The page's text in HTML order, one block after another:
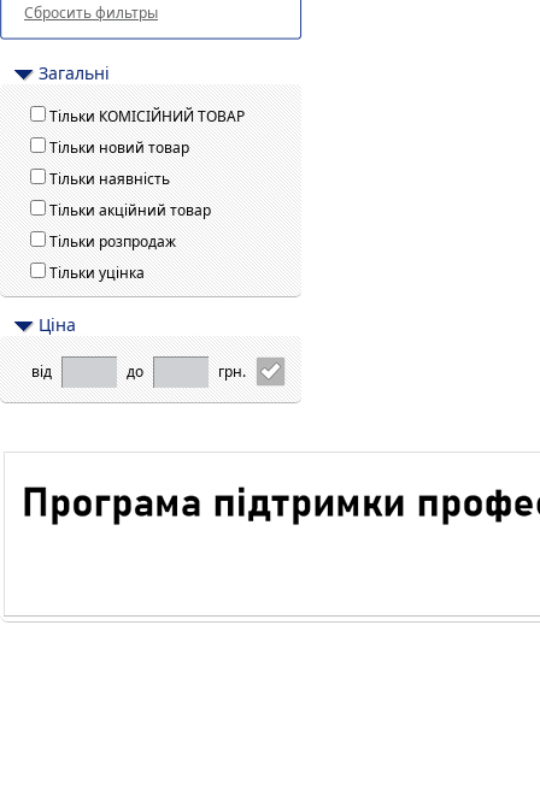
Сбросить фильтры
Загальні
Тільки КОМІСІЙНИЙ ТОВАР
Тільки новий товар
Тільки наявність
Тільки акційний товар
Тільки розпродаж
Тільки уцінка
Цiна
від до грн.